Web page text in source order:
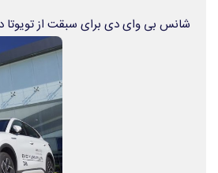
شانس بی وای دی برای سبقت از